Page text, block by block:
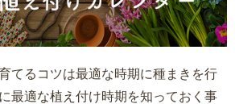
てるコツは最適な時期に種まきを行
最適な植え付け時期を知っておく事